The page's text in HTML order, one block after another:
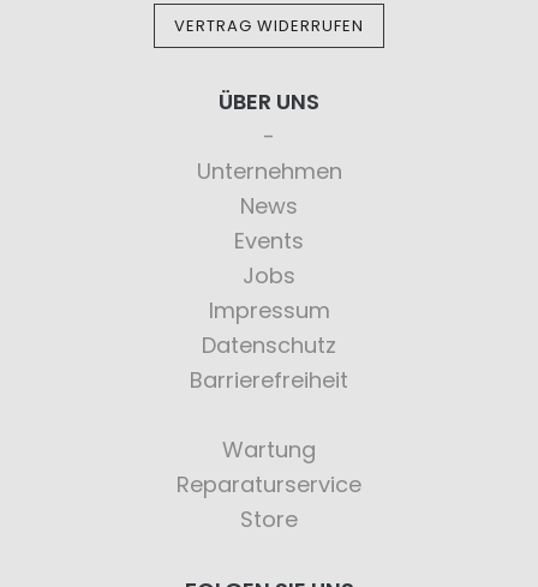
VERTRAG WIDERRUFEN
ÜBER UNS
Unternehmen
News
Events
Jobs
Impressum
Datenschutz
Barrierefreiheit
Wartung
Reparaturservice
Store